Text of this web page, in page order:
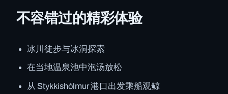
不容错过的精彩体验
冰川徒步与冰洞探索
在当地温泉池中泡汤放松
从 Stykkishólmur 港口出发乘船观鲸